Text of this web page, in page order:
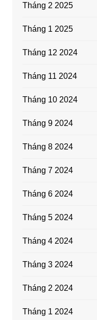
Tháng 2 2025
Tháng 1 2025
Tháng 12 2024
Tháng 11 2024
Tháng 10 2024
Tháng 9 2024
Tháng 8 2024
Tháng 7 2024
Tháng 6 2024
Tháng 5 2024
Tháng 4 2024
Tháng 3 2024
Tháng 2 2024
Tháng 1 2024